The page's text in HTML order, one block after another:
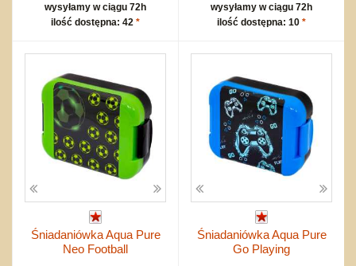
wysyłamy w ciągu 72h
ilość dostępna: 42 *
wysyłamy w ciągu 72h
ilość dostępna: 10 *
Śniadaniówka Aqua Pure
Neo Football
Śniadaniówka Aqua Pure
Go Playing